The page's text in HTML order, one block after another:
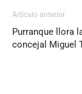
Artículo anterior
Purranque llora
concejal Miguel